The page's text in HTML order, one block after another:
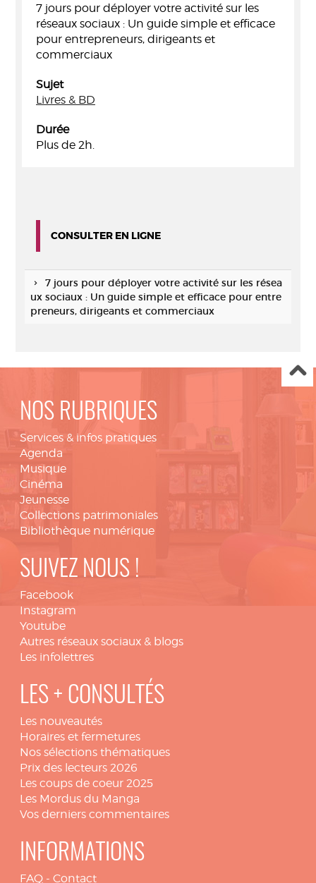
7 jours pour déployer votre activité sur les
réseaux sociaux : Un guide simple et efficace
pour entrepreneurs, dirigeants et
commerciaux
Sujet
Livres & BD
Durée
Plus de 2h.
CONSULTER EN LIGNE
7 jours pour déployer votre activité sur les résea
ux sociaux : Un guide simple et efficace pour entre
preneurs, dirigeants et commerciaux
NOS RUBRIQUES
Services & infos pratiques
Agenda
Musique
Cinéma
Jeunesse
Collections patrimoniales
Bibliothèque numérique
SUIVEZ NOUS !
Facebook
Instagram
Youtube
Autres réseaux sociaux & blogs
Les infolettres
LES + CONSULTÉS
Les nouveautés
Horaires et fermetures
Nos sélections thématiques
Prix des lecteurs 2026
Les coups de coeur 2025
Les Mordus du Manga
Vos derniers commentaires
INFORMATIONS
FAQ - Contact